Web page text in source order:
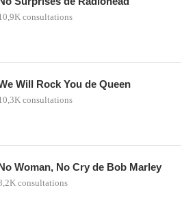
consultations
Will Rock You de Queen
consultations
Woman, No Cry de Bob Marley
consultations